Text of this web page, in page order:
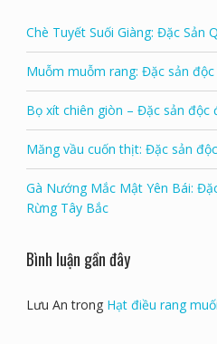
Chè Tuyết Suối Giàng: Đặc Sản
Muỗm muỗm rang: Đặc sản
Bọ xít chiên giòn – Đặc sản độc
Măng vầu cuốn thịt: Đặc sản
Gà Nướng Mắc Mật Yên Bái:
Rừng Tây Bắc
Bình luận gần đây
Lưu An trong Hạt điều rang muối